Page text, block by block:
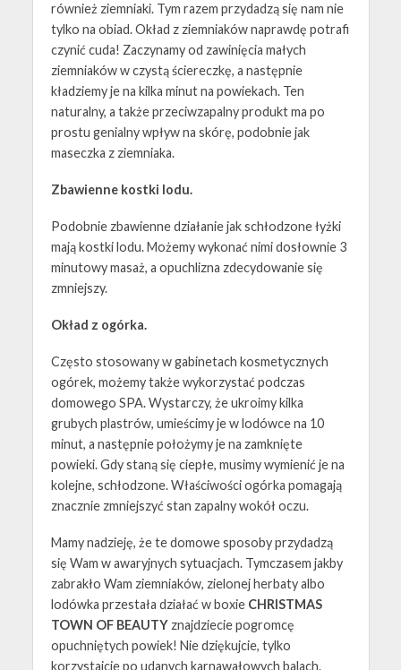
również ziemniaki. Tym razem przydadzą się nam nie
tylko na obiad. Okład z ziemniaków naprawdę potrafi
czynić cuda! Zaczynamy od zawinięcia małych
ziemniaków w czystą ściereczkę, a następnie
kładziemy je na kilka minut na powiekach. Ten
naturalny, a także przeciwzapalny produkt ma po
prostu genialny wpływ na skórę, podobnie jak
maseczka z ziemniaka.
Zbawienne kostki lodu.
Podobnie zbawienne działanie jak schłodzone łyżki
mają kostki lodu. Możemy wykonać nimi dosłownie 3
minutowy masaż, a opuchlizna zdecydowanie się
zmniejszy.
Okład z ogórka.
Często stosowany w gabinetach kosmetycznych
ogórek, możemy także wykorzystać podczas
domowego SPA. Wystarczy, że ukroimy kilka
grubych plastrów, umieścimy je w lodówce na 10
minut, a następnie położymy je na zamknięte
powieki. Gdy staną się ciepłe, musimy wymienić je na
kolejne, schłodzone. Właściwości ogórka pomagają
znacznie zmniejszyć stan zapalny wokół oczu.
Mamy nadzieję, że te domowe sposoby przydadzą
się Wam w awaryjnych sytuacjach. Tymczasem jakby
zabrakło Wam ziemniaków, zielonej herbaty albo
lodówka przestała działać w boxie CHRISTMAS
TOWN OF BEAUTYznajdziecie pogromcę
opuchniętych powiek! Nie dziękujcie, tylko
korzystajcie po udanych karnawałowych balach.